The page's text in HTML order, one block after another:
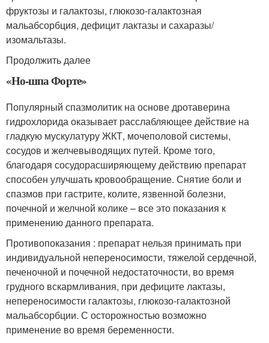
фруктозы и галактозы, глюкозо-галактозная
мальабсорбция, дефицит лактазы и сахаразы/
изомальтазы.
Продолжить далее
«Но-шпа Форте»
Популярный спазмолитик на основе дротаверина
гидрохлорида оказывает расслабляющее действие на
гладкую мускулатуру ЖКТ, мочеполовой системы,
сосудов и желчевыводящих путей. Кроме того,
благодаря сосудорасширяющему действию препарат
способен улучшать кровообращение. Снятие боли и
спазмов при гастрите, колите, язвенной болезни,
почечной и желчной колике – все это показания к
применению данного препарата.
Противопоказания : препарат нельзя принимать при
индивидуальной непереносимости, тяжелой сердечной,
печеночной и почечной недостаточности, во время
грудного вскармливания, при дефиците лактазы,
непереносимости галактозы, глюкозо-галактозной
мальабсорбции. С осторожностью возможно
применение во время беременности.